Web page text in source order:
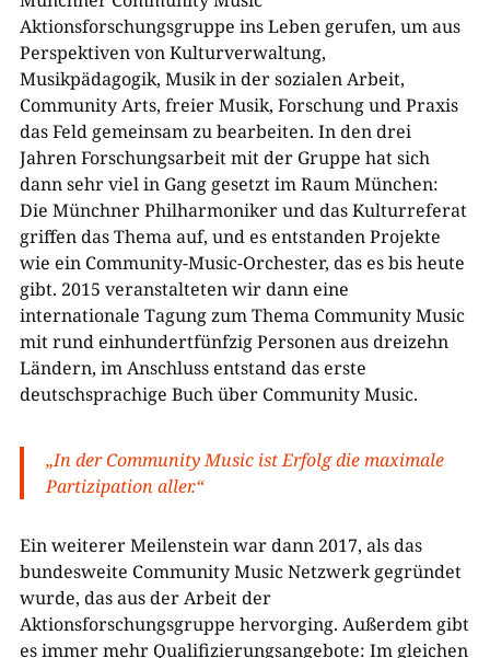
Aktionsforschungsgruppe ins Leben gerufen, um aus
Perspektiven von Kulturverwaltung,
Musikpädagogik, Musik in der sozialen Arbeit,
Community Arts, freier Musik, Forschung und Praxis
das Feld gemeinsam zu bearbeiten. In den drei
Jahren Forschungsarbeit mit der Gruppe hat sich
dann sehr viel in Gang gesetzt im Raum München:
Die Münchner Philharmoniker und das Kulturreferat
griffen das Thema auf, und es entstanden Projekte
wie ein Community-Music-Orchester, das es bis heute
gibt. 2015 veranstalteten wir dann eine
internationale Tagung zum Thema Community Music
mit rund einhundertfünfzig Personen aus dreizehn
Ländern, im Anschluss entstand das erste
deutschsprachige Buch über Community Music.
„In der Community Music ist Erfolg die maximale
Partizipation aller.“
Ein weiterer Meilenstein war dann 2017, als das
bundesweite Community Music Netzwerk gegründet
wurde, das aus der Arbeit der
Aktionsforschungsgruppe hervorging. Außerdem gibt
es immer mehr Qualifizierungsangebote: Im gleichen